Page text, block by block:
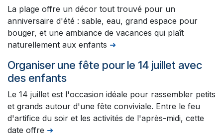
La plage offre un décor tout trouvé pour un
anniversaire d'été : sable, eau, grand espace pour
bouger, et une ambiance de vacances qui plaît
naturellement aux enfants ➜
Organiser une fête pour le 14 juillet avec
des enfants
Le 14 juillet est l'occasion idéale pour rassembler petits
et grands autour d'une fête conviviale. Entre le feu
d'artifice du soir et les activités de l'après-midi, cette
date offre ➜